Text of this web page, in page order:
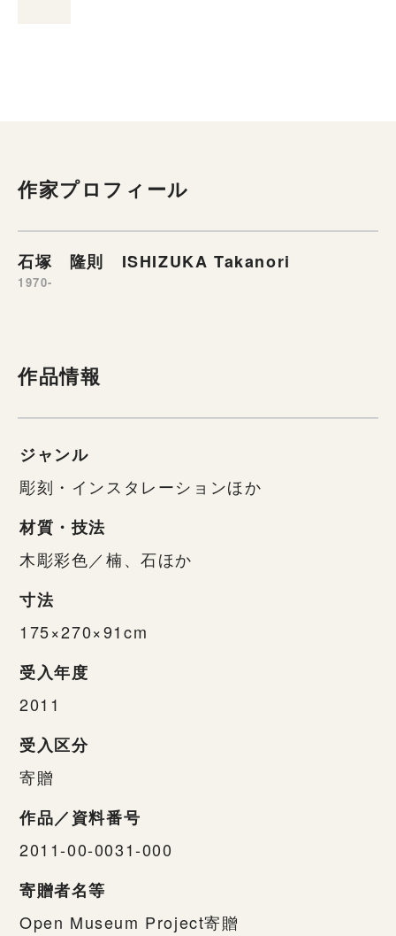
作家プロフィール
石塚 隆則 ISHIZUKA Takanori
1970-
作品情報
ジャンル
彫刻・インスタレーションほか
材質・技法
木彫彩色／楠、石ほか
寸法
175×270×91cm
受入年度
2011
受入区分
寄贈
作品／資料番号
2011-00-0031-000
寄贈者名等
Open Museum Project寄贈